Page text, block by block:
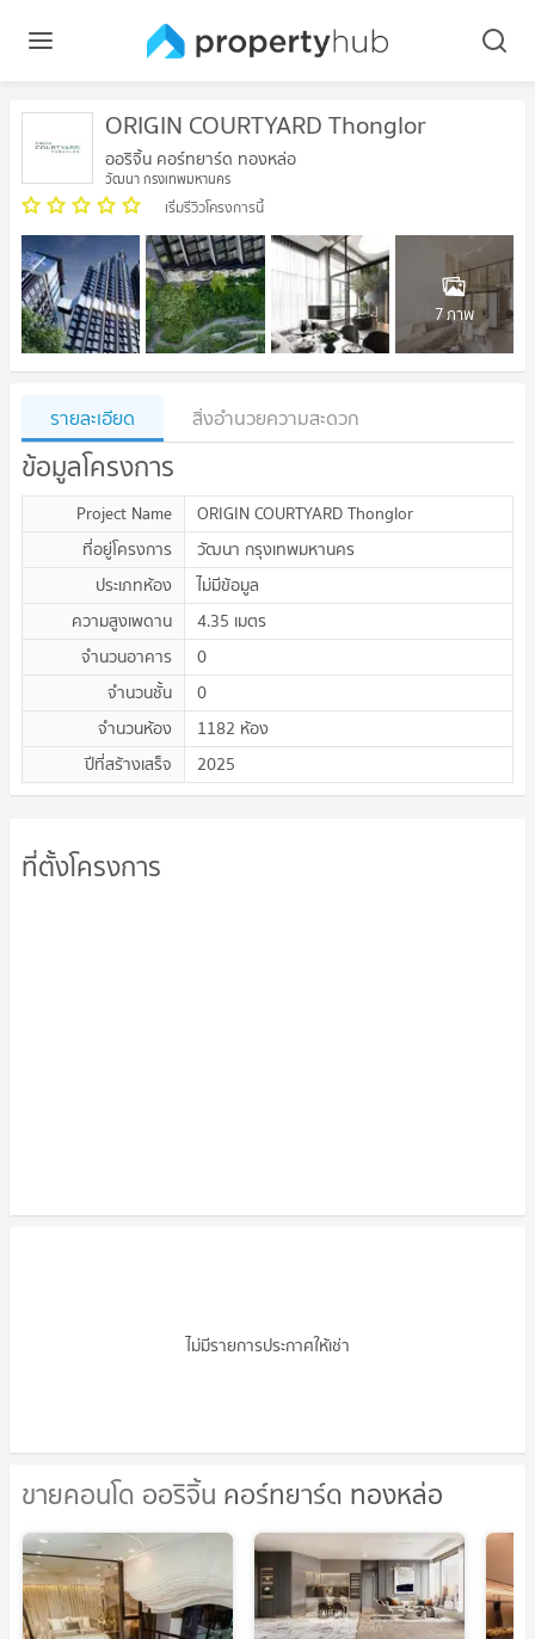
ORIGIN COURTYARD Thonglor
ออริจิ้น คอร์ทยาร์ด ทองหล่อ
วัฒนา กรุงเทพมหานคร
เริ่มรีวิวโครงการนี้
7 ภาพ
รายละเอียด สิ่งอำนวยความสะดวก
ข้อมูลโครงการ
Project Name
ORIGIN COURTYARD Thonglor
ที่อยู่โครงการ
วัฒนา กรุงเทพมหานคร
ประเภทห้อง
ไม่มีข้อมูล
ความสูงเพดาน
4.35 เมตร
จำนวนอาคาร
0
จำนวนชั้น
0
จำนวนห้อง
1182 ห้อง
ปีที่สร้างเสร็จ
2025
ที่ตั้งโครงการ
ไม่มีรายการประกาศให้เช่า
ขายคอนโด ออริจิ้น คอร์ทยาร์ด ทองหล่อ
ขายคอนโด ออริจิ้น คอร์ทยาร์ด
ทองหล่อ